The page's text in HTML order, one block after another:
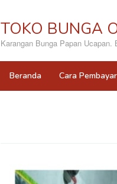
TOKO BUNGA
Karangan Bunga Papan
Beranda Cara